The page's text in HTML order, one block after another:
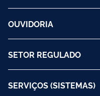
OUVIDORIA
SETOR REGULADO
SERVIÇOS (SISTEMAS)